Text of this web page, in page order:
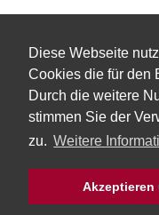
Diese Webseite
Cookies die für den
Durch die weitere
stimmen Sie der
zu. Weitere
Akzeptieren
Start Über uns